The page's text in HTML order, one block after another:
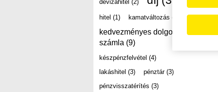
devizahitel (2)
hitel (1) kamatváltozás (2)
kedvezményes dolgozói
számla (9)
készpénzfelvétel (4)
lakáshitel (3) pénztár (3)
pénzvisszatérítés (3)